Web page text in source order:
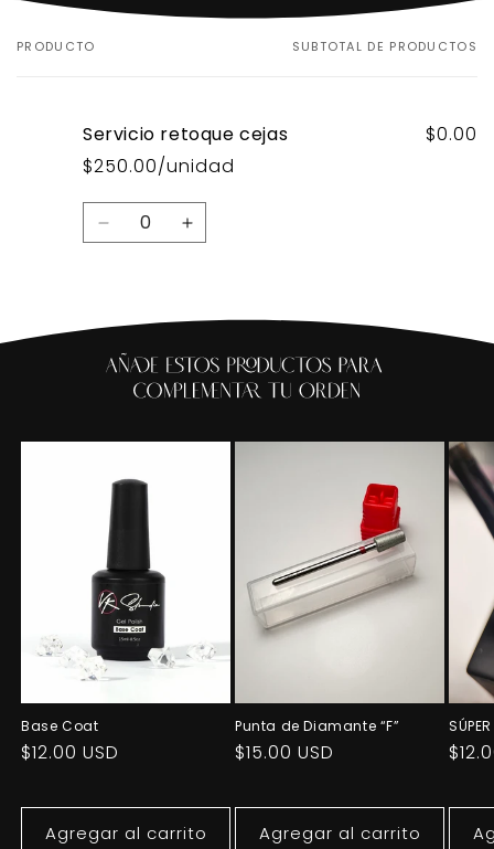
Tu
PRODUCTO SUBTOTAL DE PRODUCTOS
Servicio retoque cejas
$250.00/unidad
$0.00
Cantidad
Reducir
Title
Aumentar
Title
Cargando...
Base Coat
Precio
$12.00 USD
Agregar al carrito
Punta de Diamante “F”
Precio
$15.00 USD
Agregar al carrito